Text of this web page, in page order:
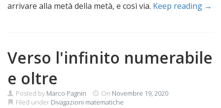
arrivare alla metà della metà, e così via. Keep reading →
Verso l'infinito numerabile
e oltre
Posted by Marco Pagnin On Novembre 19, 2020
Filed under Divagazioni matematiche